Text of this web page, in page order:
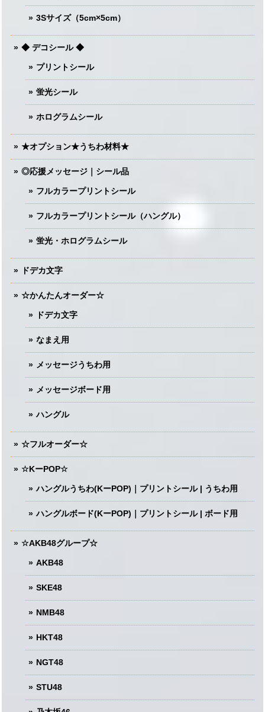
3Sサイズ（5cm×5cm）
◆ デコシール ◆
プリントシール
蛍光シール
ホログラムシール
★オプション★うちわ材料★
◎応援メッセージ｜シール品
フルカラープリントシール
フルカラープリントシール（ハングル）
蛍光・ホログラムシール
ドデカ文字
☆かんたんオーダー☆
ドデカ文字
なまえ用
メッセージうちわ用
メッセージボード用
ハングル
☆フルオーダー☆
☆KーPOP☆
ハングルうちわ(KーPOP)｜プリントシール | うちわ用
ハングルボード(KーPOP)｜プリントシール | ボード用
☆AKB48グループ☆
AKB48
SKE48
NMB48
HKT48
NGT48
STU48